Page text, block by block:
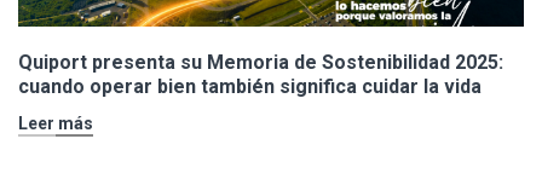
Quiport presenta su Memoria de Sostenibilidad 2025:
cuando operar bien también significa cuidar la vida
Leer más